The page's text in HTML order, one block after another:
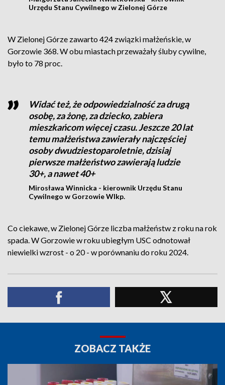
Urzędu Stanu Cywilnego w Zielonej Górze
W Zielonej Górze zawarto 424 związki małżeńskie, w
Gorzowie 368. W obu miastach przeważały śluby cywilne,
było to 78 proc.
Widać też, że odpowiedzialność za drugą
osobę, za żonę, za dziecko, zabiera
mieszkańcom więcej czasu. Jeszcze 20 lat
temu małżeństwa zawierały najczęściej
osoby dwudziestoparoletnie, dzisiaj
pierwsze małżeństwo zawierają ludzie
30+, a nawet 40+
Mirosława Winnicka - kierownik Urzędu Stanu
Cywilnego w Gorzowie Wlkp.
Co ciekawe, w Zielonej Górze liczba małżeństw z roku na rok
spada. W Gorzowie w roku ubiegłym USC odnotował
niewielki wzrost - o 20 - w porównaniu do roku 2024.
ZOBACZ TAKŻE